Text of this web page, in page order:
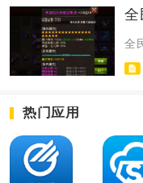
全
热门应用